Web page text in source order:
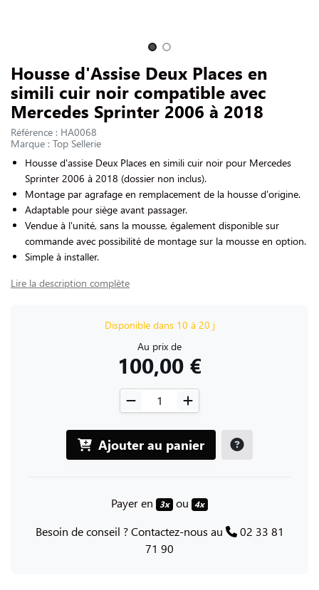
Housse d'Assise Deux Places en
simili cuir noir compatible avec
Mercedes Sprinter 2006 à 2018
Référence : HA0068
Marque : Top Sellerie
Housse d'assise Deux Places en simili cuir noir pour Mercedes
Sprinter 2006 à 2018 (dossier non inclus).
Montage par agrafage en remplacement de la housse d'origine.
Adaptable pour siège avant passager.
Vendue à l'unité, sans la mousse, également disponible sur
commande avec possibilité de montage sur la mousse en option.
Simple à installer.
Lire la description complète
Disponible dans 10 à 20 j
Au prix de
100,00 €
Ajouter au panier
Payer en 3x ou 4x
Besoin de conseil ? Contactez-nous au
02 33 81
71 90